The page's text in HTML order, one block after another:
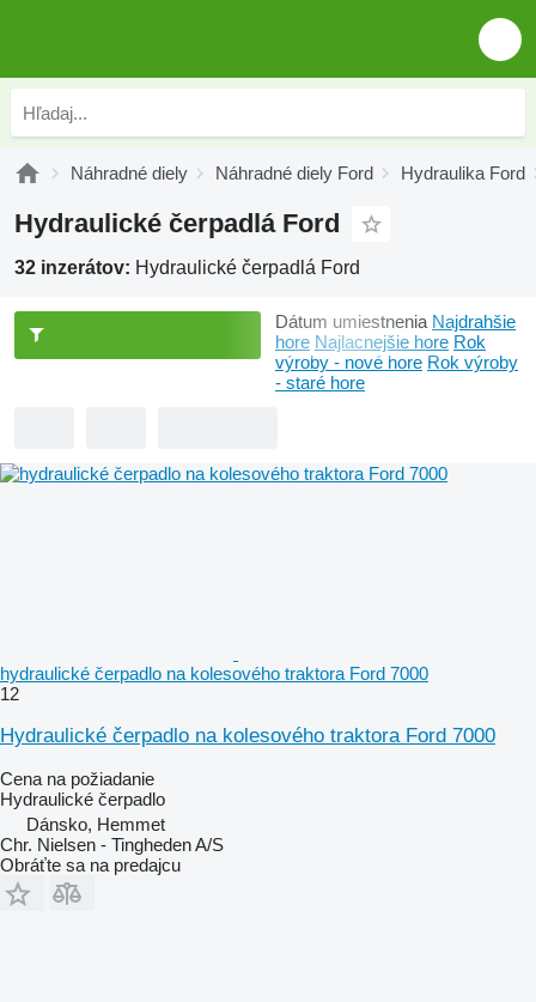
Náhradné diely Náhradné diely Ford Hydraulika Ford
Hydraulické čerpadlá Ford
32 inzerátov: Hydraulické čerpadlá Ford
Dátum umiestnenia Najdrahšie
hore Najlacnejšie hore Rok
výroby - nové hore Rok výroby
- staré hore
hydraulické čerpadlo na kolesového traktora Ford 7000
12
Hydraulické čerpadlo na kolesového traktora Ford 7000
Cena na požiadanie
Hydraulické čerpadlo
Dánsko, Hemmet
Chr. Nielsen - Tingheden A/S
Obráťte sa na predajcu